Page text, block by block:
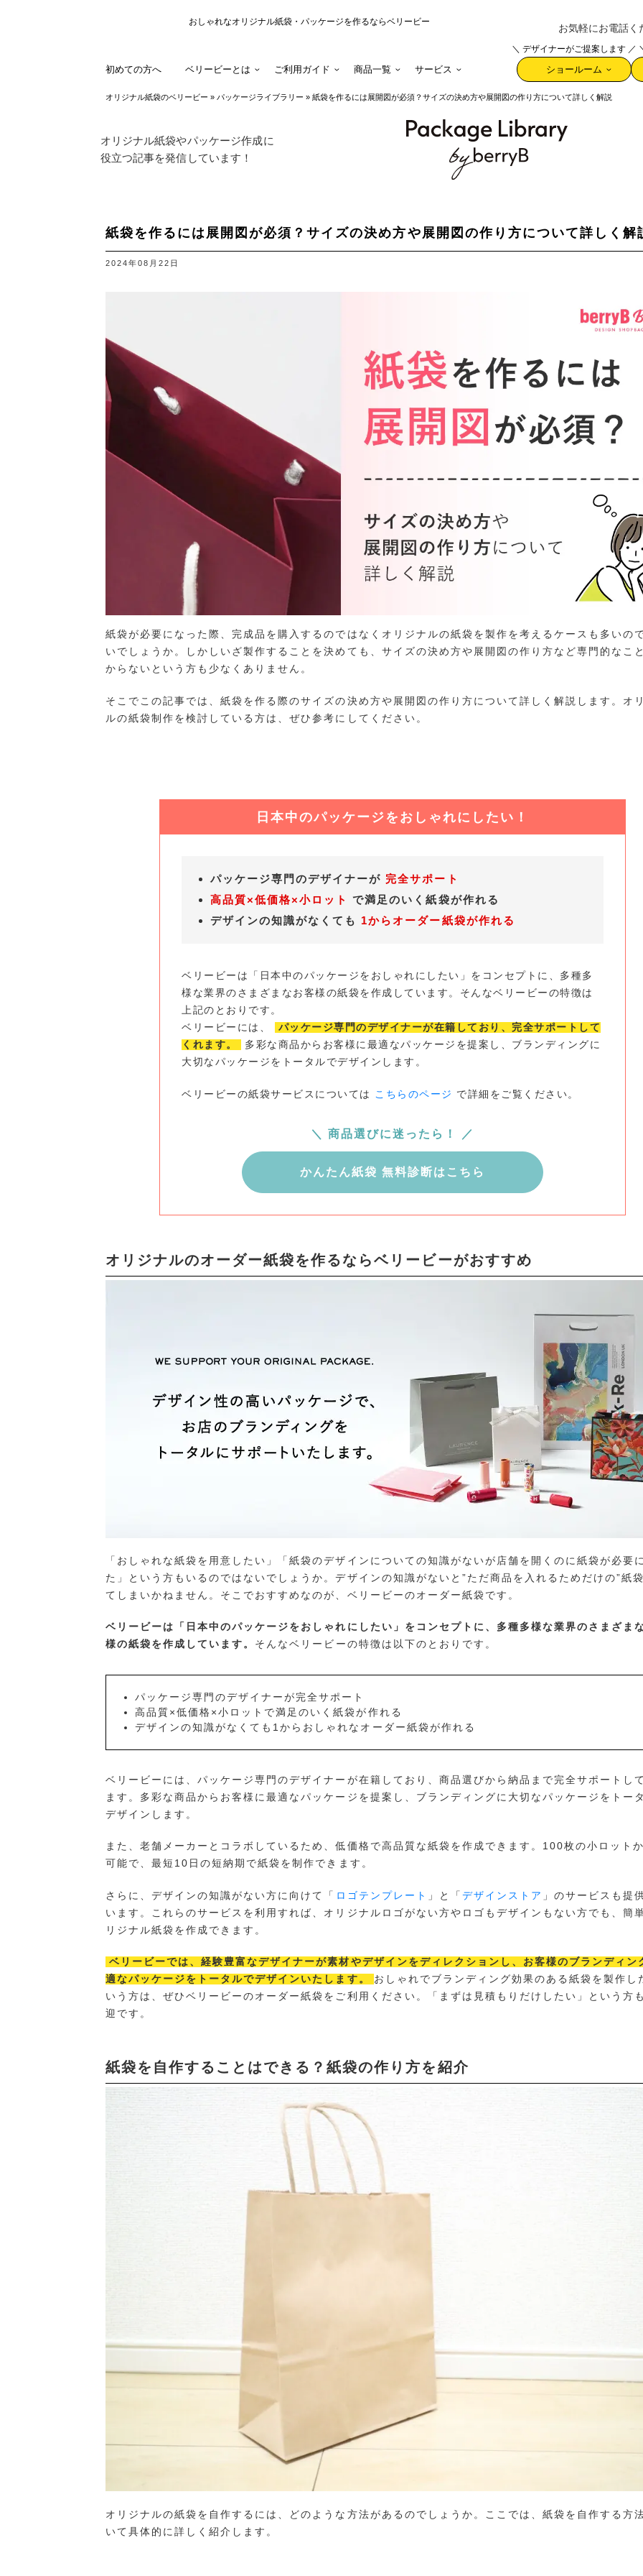
おしゃれなオリジナル紙袋・パッケージを作るならベリービー
お気軽にお電話
初めての方へ ベリービーとは ご利用ガイド 商品一覧 サービス
＼ デザイナーがご提案します ／
ショールーム
オリジナル紙袋のベリービー » パッケージライブラリー » 紙袋を作るには展開図が必須？サイズの決め方や展開図の作り方について詳しく解説
オリジナル紙袋やパッケージ作成に
役立つ記事を発信しています！
紙袋を作るには展開図が必須？サイズの決め方や展開図の作り方について詳しく解
2024年08月22日
紙袋が必要になった際、完成品を購入するのではなくオリジナルの紙袋を製作を考えるケースも多いの
いでしょうか。しかしいざ製作することを決めても、サイズの決め方や展開図の作り方など専門的なこ
からないという方も少なくありません。
そこでこの記事では、紙袋を作る際のサイズの決め方や展開図の作り方について詳しく解説します。オ
ルの紙袋制作を検討している方は、ぜひ参考にしてください。
日本中のパッケージをおしゃれにしたい！
パッケージ専門のデザイナーが 完全サポート
高品質×低価格×小ロット
で満足のいく紙袋が作れる
デザインの知識がなくても 1からオーダー紙袋が作れる
ベリービーは「日本中のパッケージをおしゃれにしたい」をコンセプトに、多種多
様な業界のさまざまなお客様の紙袋を作成しています。そんなベリービーの特徴は
上記のとおりです。
ベリービーには、
パッケージ専門のデザイナーが在籍しており、完全サポートして
くれます。
多彩な商品からお客様に最適なパッケージを提案し、ブランディングに
大切なパッケージをトータルでデザインします。
ベリービーの紙袋サービスについては こちらのページ で詳細をご覧ください。
＼ 商品選びに迷ったら！ ／
かんたん紙袋 無料診断はこちら
オリジナルのオーダー紙袋を作るならベリービーがおすすめ
「おしゃれな紙袋を用意したい」「紙袋のデザインについての知識がないが店舗を開くのに紙袋が必要
た」という方もいるのではないでしょうか。デザインの知識がないと”ただ商品を入れるためだけの”紙
てしまいかねません。そこでおすすめなのが、ベリービーのオーダー紙袋です。
ベリービーは「日本中のパッケージをおしゃれにしたい」をコンセプトに、多種多様な業界のさまざま
様の紙袋を作成しています。 そんなベリービーの特徴は以下のとおりです。
パッケージ専門のデザイナーが完全サポート
高品質×低価格×小ロットで満足のいく紙袋が作れる
デザインの知識がなくても1からおしゃれなオーダー紙袋が作れる
ベリービーには、パッケージ専門のデザイナーが在籍しており、商品選びから納品まで完全サポートし
ます。多彩な商品からお客様に最適なパッケージを提案し、ブランディングに大切なパッケージをトー
デザインします。
また、老舗メーカーとコラボしているため、低価格で高品質な紙袋を作成できます。100枚の小ロット
可能で、最短10日の短納期で紙袋を制作できます。
さらに、デザインの知識がない方に向けて「 ロゴテンプレート 」と「 デザインストア 」のサービスも提
います。これらのサービスを利用すれば、オリジナルロゴがない方やロゴもデザインもない方でも、簡
リジナル紙袋を作成できます。
ベリービーでは、経験豊富なデザイナーが素材やデザインをディレクションし、お客様のブランディン
適なパッケージをトータルでデザインいたします。
おしゃれでブランディング効果のある紙袋を製作し
いう方は、ぜひベリービーのオーダー紙袋をご利用ください。「まずは見積もりだけしたい」という方
迎です。
紙袋を自作することはできる？紙袋の作り方を紹介
オリジナルの紙袋を自作するには、どのような方法があるのでしょうか。ここでは、紙袋を自作する方
いて具体的に詳しく紹介します。